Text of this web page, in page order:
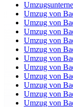
Umzug von
Umzug von
Umzug von
Umzug von
Umzug von
Umzug von
Umzug von
Umzug von
Umzug von
Umzug von
Umzug von